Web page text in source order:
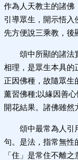
作為人天教主的諸佛
引導眾生，開示悟入
先方便說三乘教，後
頌中所顯的諸法
相理，是眾生本具的
正因佛種，故隨眾生
薰習佛種;以緣因善
開花結果。諸佛雖然
頌中最常為人引
句。是法，指常無性
「住」是常住不離